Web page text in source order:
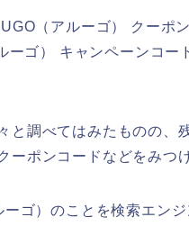
（アルーゴ） クーポ
ーゴ） キャンペーンコ
と調べてはみたものの、
ーポンコードなどをみつ
ゴ）のことを検索エン